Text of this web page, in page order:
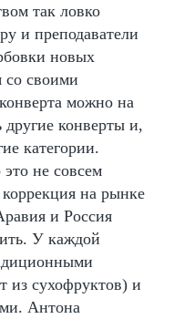
так ловко
и преподаватели
новых
со своими
можно на
другие конверты и,
категории.
не совсем
на рынке
и Россия
У каждой
из сухофруктов) и
Антона